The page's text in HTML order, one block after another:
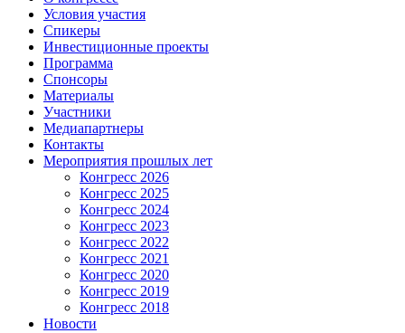
Условия участия
Спикеры
Инвестиционные проекты
Программа
Спонсоры
Материалы
Участники
Медиапартнеры
Контакты
Мероприятия прошлых лет
Конгресс 2026
Конгресс 2025
Конгресс 2024
Конгресс 2023
Конгресс 2022
Конгресс 2021
Конгресс 2020
Конгресс 2019
Конгресс 2018
Новости